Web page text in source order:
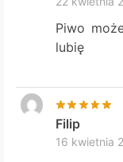
Piwo
lubię
Filip
16 kwietnia